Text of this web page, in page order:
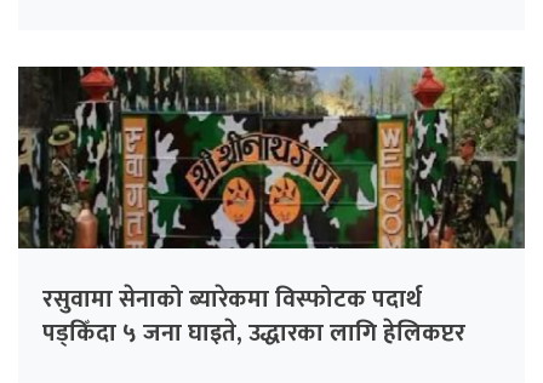
रसुवामा सेनाको ब्यारेकमा विस्फोटक पदार्थ
पड्किँदा ५ जना घाइते, उद्धारका लागि हेलिकप्टर